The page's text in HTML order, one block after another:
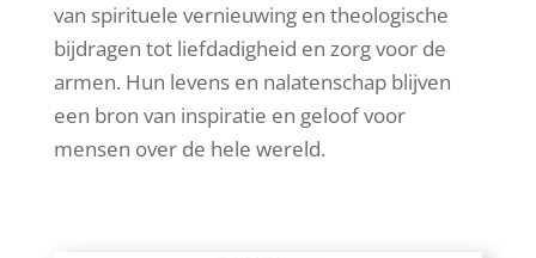
van spirituele vernieuwing en theologische
bijdragen tot liefdadigheid en zorg voor de
armen. Hun levens en nalatenschap blijven
een bron van inspiratie en geloof voor
mensen over de hele wereld.